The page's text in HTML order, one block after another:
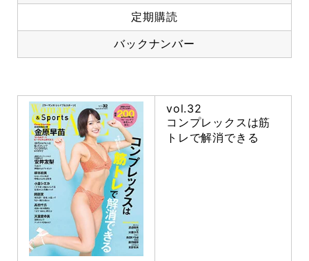
定期購読
バックナンバー
vol.32
コンプレックスは筋
トレで解消できる